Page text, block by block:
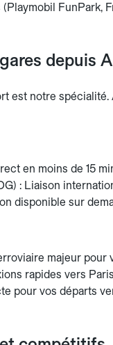
FunPark,
depuis
est notre
en moins de 15
: Liaison
disponible sur
majeur pour
rapides vers
pour vos départs